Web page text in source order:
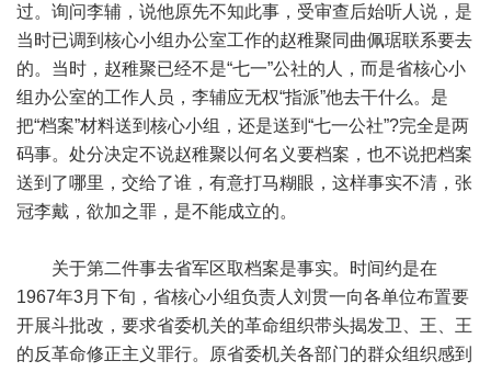
过。询问李辅，说他原先不知此事，受审查后始听人说，是
当时已调到核心小组办公室工作的赵稚聚同曲佩琚联系要去
的。当时，赵稚聚已经不是“七一”公社的人，而是省核心小
组办公室的工作人员，李辅应无权“指派”他去干什么。是
把“档案”材料送到核心小组，还是送到“七一公社”?完全是两
码事。处分决定不说赵稚聚以何名义要档案，也不说把档案
送到了哪里，交给了谁，有意打马糊眼，这样事实不清，张
冠李戴，欲加之罪，是不能成立的。
关于第二件事去省军区取档案是事实。时间约是在
1967年3月下旬，省核心小组负责人刘贯一向各单位布置要
开展斗批改，要求省委机关的革命组织带头揭发卫、王、王
的反革命修正主义罪行。原省委机关各部门的群众组织感到